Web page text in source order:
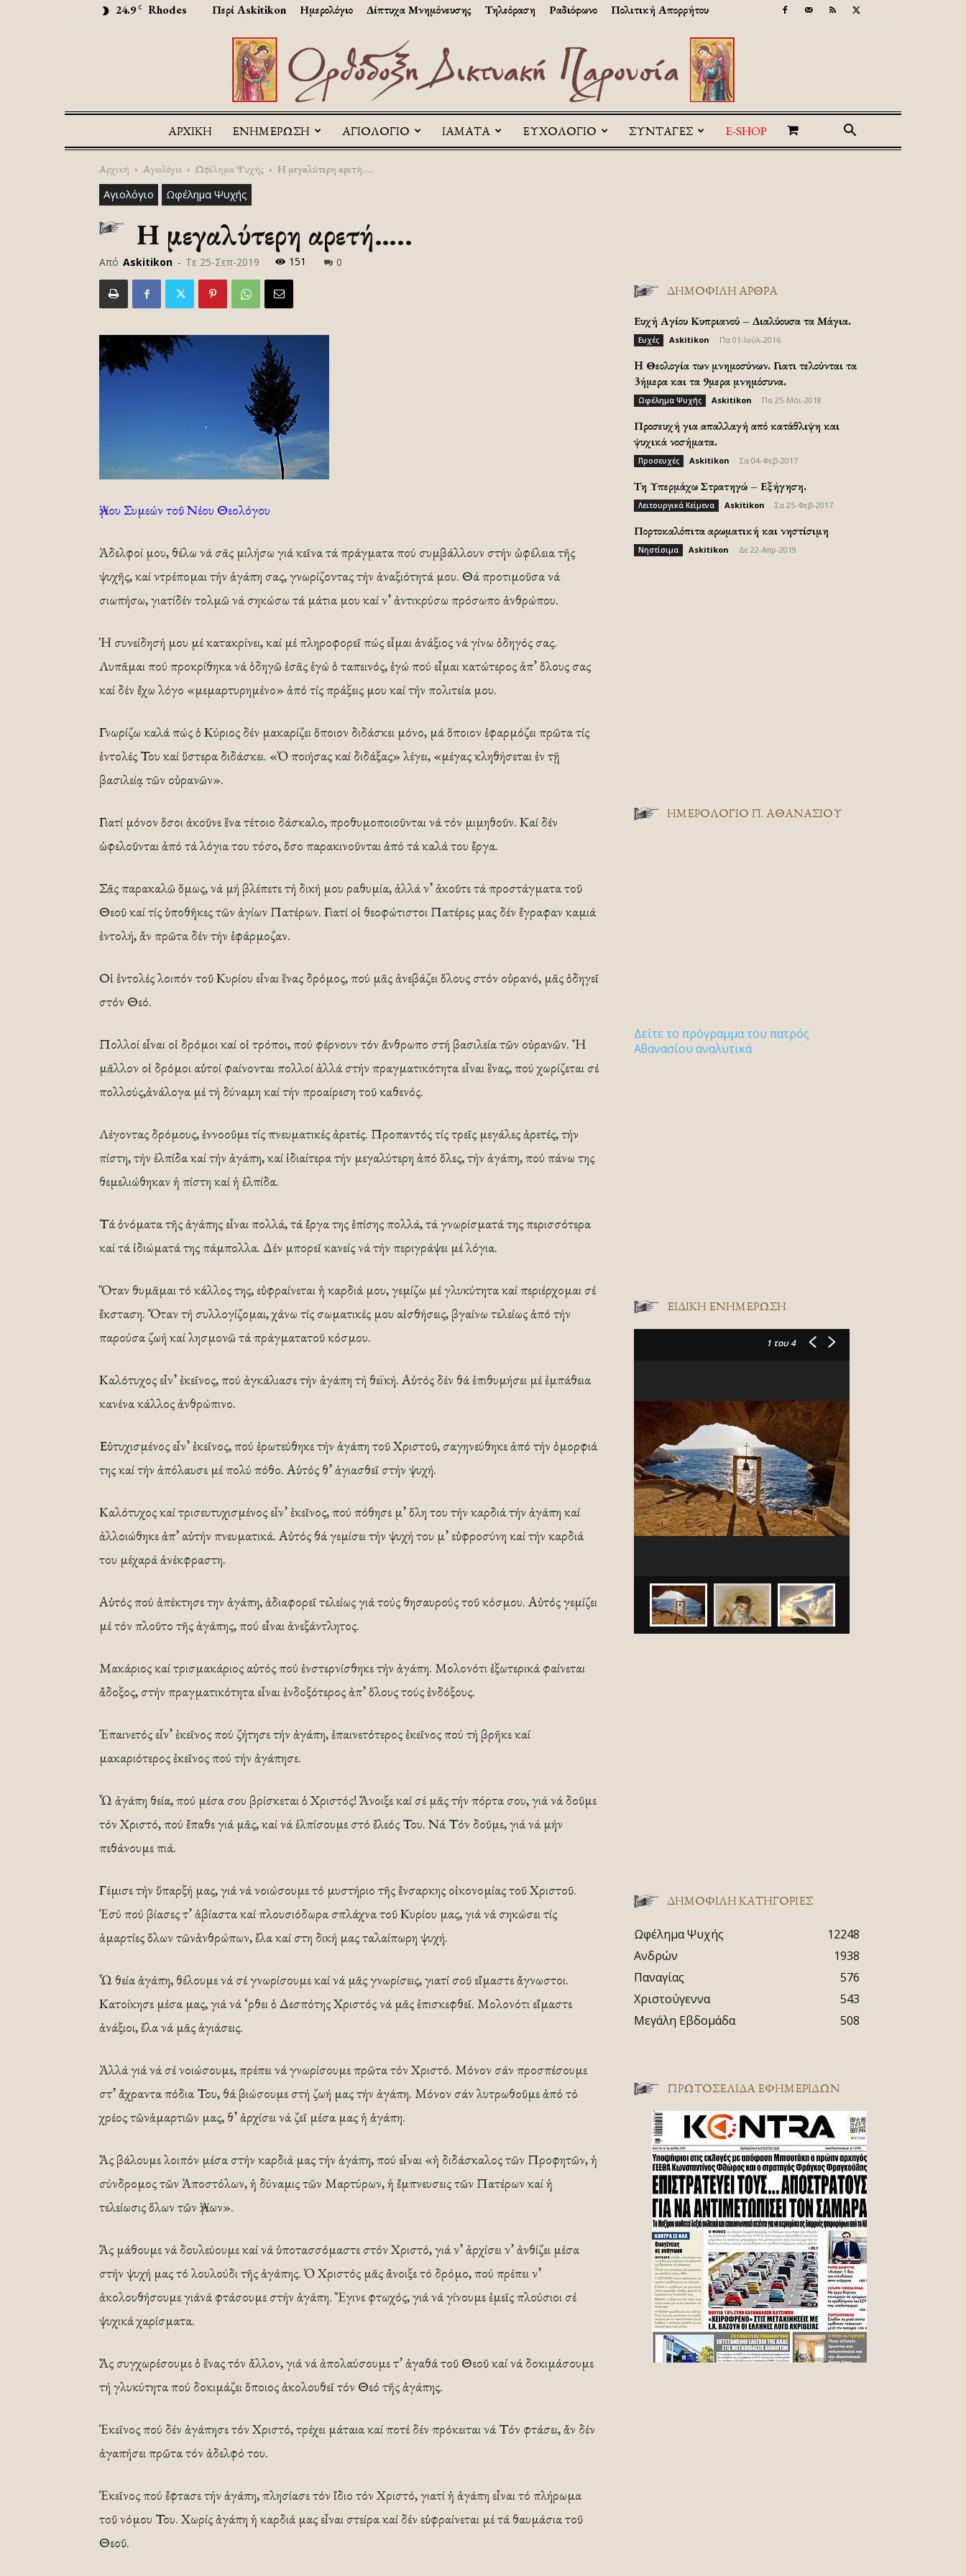
24.9 C Rhodes Περί Askitikon Ημερολόγιο Δίπτυχα Μνημόνευσης Τηλεόραση Ραδιόφωνο Πολιτική Απορρήτου
Askitikon
ΑΡΧΙΚΉ ΕΝΗΜΕΡΩΣΗ ΑΓΙΟΛΟΓΙΟ ΙΑΜΑΤΑ ΕΥΧΟΛΟΓΙΟ ΣΥΝΤΑΓΕΣ E-SHOP
Αρχική Αγιολόγιο Ωφέλημα Ψυχής Η μεγαλύτερη αρετή…..
Αγιολόγιο Ωφέλημα Ψυχής
Η μεγαλύτερη αρετή…..
Από Askitikon - Τε 25-Σεπ-2019 151 0
Ἁγίου Συμεών τοῦ Νέου Θεολόγου
Ἀδελφοί μου, θέλω νά σᾶς μιλήσω γιά κεῖνα τά πράγματα πού συμβάλλουν στήν ὠφέλεια τῆς
ψυχῆς, καί ντρέπομαι τήν ἀγάπη σας, γνωρίζοντας τήν ἀναξιότητά μου. Θά προτιμοῦσα νά
σιωπήσω, γιατίδέν τολμῶ νά σηκώσω τά μάτια μου καί ν’ ἀντικρύσω πρόσωπο ἀνθρώπου.
Ἡ συνείδησή μου μέ κατακρίνει, καί μέ πληροφορεῖ πώς εἶμαι ἀνάξιος νά γίνω ὀδηγός σας.
Λυπᾶμαι πού προκρίθηκα νά ὁδηγῶ ἐσᾶς ἐγώ ὁ ταπεινός, ἐγώ πού εἶμαι κατώτερος ἀπ’ ὅλους σας
καί δέν ἔχω λόγο «μεμαρτυρημένο» ἀπό τίς πράξεις μου καί τήν πολιτεία μου.
Γνωρίζω καλά πώς ὁ Κύριος δέν μακαρίζει ὅποιον διδάσκει μόνο, μά ὅποιον ἐφαρμόζει πρῶτα τίς
ἐντολές Του καί ὕστερα διδάσκει. «Ὁ ποιήσας καί διδάξας» λέγει, «μέγας κληθήσεται ἐν τῇ
βασιλείᾳ τῶν οὐρανῶν».
Γιατί μόνον ὅσοι ἀκοῦνε ἕνα τέτοιο δάσκαλο, προθυμοποιοῦνται νά τόν μιμηθοῦν. Καί δέν
ὠφελοῦνται ἀπό τά λόγια του τόσο, ὅσο παρακινοῦνται ἀπό τά καλά του ἔργα.
Σᾶς παρακαλῶ ὅμως, νά μή βλέπετε τή δική μου ραθυμία, ἀλλά ν’ ἀκοῦτε τά προστάγματα τοῦ
Θεοῦ καί τίς ὑποθῆκες τῶν ἁγίων Πατέρων. Γιατί οἱ θεοφώτιστοι Πατέρες μας δέν ἔγραφαν καμιά
ἐντολή, ἄν πρῶτα δέν τήν ἐφάρμοζαν.
Οἱ ἐντολές λοιπόν τοῦ Κυρίου εἶναι ἕνας δρόμος, πού μᾶς ἀνεβάζει ὅλους στόν οὐρανό, μᾶς ὁδηγεῖ
στόν Θεό.
Πολλοί εἶναι οἱ δρόμοι καί οἱ τρόποι, πού φέρνουν τόν ἄνθρωπο στή βασιλεία τῶν οὐρανῶν. Ἤ
μᾶλλον οἱ δρόμοι αὐτοί φαίνονται πολλοί ἀλλά στήν πραγματικότητα εἶναι ἕνας, πού χωρίζεται σέ
πολλούς,ἀνάλογα μέ τή δύναμη καί τήν προαίρεση τοῦ καθενός.
Λέγοντας δρόμους, ἐννοοῦμε τίς πνευματικές ἀρετές. Προπαντός τίς τρεῖς μεγάλες ἀρετές, τήν
πίστη, τήν ἐλπίδα καί τήν ἀγάπη, καί ἰδιαίτερα τήν μεγαλύτερη ἀπό ὅλες, τήν ἀγάπη, πού πάνω της
θεμελιώθηκαν ἡ πίστη καί ἡ ἐλπίδα.
Τά ὀνόματα τῆς ἀγάπης εἶναι πολλά, τά ἔργα της ἐπίσης πολλά, τά γνωρίσματά της περισσότερα
καί τά ἰδιώματά της πάμπολλα. Δέν μπορεῖ κανείς νά τήν περιγράψει μέ λόγια.
Ὅταν θυμᾶμαι τό κάλλος της, εὐφραίνεται ἡ καρδιά μου, γεμίζω μέ γλυκύτητα καί περιέρχομαι σέ
ἔκσταση. Ὄταν τή συλλογίζομαι, χάνω τίς σωματικές μου αἰσθήσεις, βγαίνω τελείως ἀπό τήν
παρούσα ζωή καί λησμονῶ τά πράγματατοῦ κόσμου.
Καλότυχος εἶν’ ἐκεῖνος, πού ἀγκάλιασε τήν ἀγάπη τή θεϊκή. Αὐτός δέν θά ἐπιθυμήσει μέ ἐμπάθεια
κανένα κάλλος ἀνθρώπινο.
Εὐτυχισμένος εἶν’ ἐκεῖνος, πού ἐρωτεύθηκε τήν ἀγάπη τοῦ Χριστοῦ, σαγηνεύθηκε ἀπό τήν ὀμορφιά
της καί τήν ἀπόλαυσε μέ πολύ πόθο. Αὐτός θ’ ἁγιασθεῖ στήν ψυχή.
Καλότυχος καί τρισευτυχισμένος εἶν’ ἐκεῖνος, πού πόθησε μ’ ὅλη του τήν καρδιά τήν ἀγάπη καί
ἀλλοιώθηκε ἀπ’ αὐτήν πνευματικά. Αὐτός θά γεμίσει τήν ψυχή του μ’ εὐφροσύνη καί τήν καρδιά
του μέχαρά ἀνέκφραστη.
Αὐτός πού ἀπέκτησε την ἀγάπη, ἀδιαφορεῖ τελείως γιά τούς θησαυρούς τοῦ κόσμου. Αὐτός γεμίζει
μέ τόν πλοῦτο τῆς ἀγάπης, πού εἶναι ἀνεξάντλητος.
Μακάριος καί τρισμακάριος αὐτός πού ἐνστερνίσθηκε τήν ἀγάπη. Μολονότι ἐξωτερικά φαίνεται
ἄδοξος, στήν πραγματικότητα εἶναι ἐνδοξότερος ἀπ’ ὅλους τούς ἐνδόξους.
Ἐπαινετός εἶν’ ἐκεῖνος πού ζήτησε τήν ἀγάπη, ἐπαινετότερος ἐκεῖνος πού τή βρῆκε καί
μακαριότερος ἐκεῖνος πού τήν ἀγάπησε.
Ὦ ἀγάπη θεία, πού μέσα σου βρίσκεται ὁ Χριστός! Ἄνοιξε καί σέ μᾶς τήν πόρτα σου, γιά νά δοῦμε
τόν Χριστό, πού ἔπαθε γιά μᾶς, καί νά ἐλπίσουμε στό ἔλεός Του. Νά Τόν δοῦμε, γιά νά μήν
πεθάνουμε πιά.
Γέμισε τήν ὕπαρξή μας, γιά νά νοιώσουμε τό μυστήριο τῆς ἔνσαρκης οἰκονομίας τοῦ Χριστοῦ.
Ἐσύ πού βίασες τ’ ἀβίαστα καί πλουσιόδωρα σπλάχνα τοῦ Κυρίου μας, γιά νά σηκώσει τίς
ἁμαρτίες ὅλων τῶνἀνθρώπων, ἔλα καί στη δική μας ταλαίπωρη ψυχή.
Ὦ θεία ἀγάπη, θέλουμε νά σέ γνωρίσουμε καί νά μᾶς γνωρίσεις, γιατί σοῦ εἴμαστε ἄγνωστοι.
Κατοίκησε μέσα μας, γιά νά ‘ρθει ὁ Δεσπότης Χριστός νά μᾶς ἐπισκεφθεῖ. Μολονότι εἴμαστε
ἀνάξιοι, ἔλα νά μᾶς ἁγιάσεις.
Ἀλλά γιά νά σέ νοιώσουμε, πρέπει νά γνωρίσουμε πρῶτα τόν Χριστό. Μόνον σάν προσπέσουμε
στ’ ἄχραντα πόδια Του, θά βιώσουμε στή ζωή μας τήν ἀγάπη. Μόνον σάν λυτρωθοῦμε ἀπό τό
χρέος τῶνἁμαρτιῶν μας, θ’ ἀρχίσει νά ζεῖ μέσα μας ἡ ἀγάπη.
Ἄς βάλουμε λοιπόν μέσα στήν καρδιά μας τήν ἀγάπη, πού εἶναι «ἡ διδάσκαλος τῶν Προφητῶν, ἡ
σύνδρομος τῶν Ἀποστόλων, ἡ δύναμις τῶν Μαρτύρων, ἡ ἔμπνευσεις τῶν Πατέρων καί ἡ
τελείωσις ὅλων τῶν Ἁγίων».
Ἄς μάθουμε νά δουλεύουμε καί νά ὑποτασσόμαστε στόν Χριστό, γιά ν’ ἀρχίσει ν’ ἀνθίζει μέσα
στήν ψυχή μας τό λουλούδι τῆς ἀγάπης. Ὁ Χριστός μᾶς ἄνοιξε τό δρόμο, πού πρέπει ν’
ἀκολουθήσουμε γιάνά φτάσουμε στήν ἀγάπη. Ἔγινε φτωχός, γιά νά γίνουμε ἐμεῖς πλούσιοι σέ
ψυχικά χαρίσματα.
Ἄς συγχωρέσουμε ὁ ἕνας τόν ἄλλον, γιά νά ἀπολαύσουμε τ’ ἀγαθά τοῦ Θεοῦ καί νά δοκιμάσουμε
τή γλυκύτητα πού δοκιμάζει ὅποιος ἀκολουθεῖ τόν Θεό τῆς ἀγάπης.
Ἐκεῖνος πού δέν ἀγάπησε τόν Χριστό, τρέχει μάταια καί ποτέ δέν πρόκειται νά Τόν φτάσει, ἄν δέν
ἀγαπήσει πρῶτα τόν ἀδελφό του.
Ἐκεῖνος πού ἔφτασε τήν ἀγάπη, πλησίασε τόν ἴδιο τόν Χριστό, γιατί ἡ ἀγάπη εἶναι τό πλήρωμα
τοῦ νόμου Του. Χωρίς ἀγάπη ἡ καρδιά μας εἶναι στείρα καί δέν εὐφραίνεται μέ τά θαυμάσια τοῦ
Θεοῦ.
ΔΗΜΟΦΙΛΗ ΑΡΘΡΑ
Ευχή Αγίου Κυπριανού – Διαλύουσα τα Μάγια.
Ευχές Askitikon Πα 01-Ιούλ-2016
H Θεολογία των μνημοσύνων. Γιατι τελούνται τα
3ήμερα και τα 9μερα μνημόσυνα.
Ωφέλημα Ψυχής Askitikon Πα 25-Μάι-2018
Προσευχή για απαλλαγή από κατάθλιψη και
ψυχικά νοσήματα.
Προσευχές Askitikon Σα 04-Φεβ-2017
Τη Υπερμάχω Στρατηγώ – Εξήγηση.
Λειτουργικά Κείμενα Askitikon Σα 25-Φεβ-2017
Πορτοκαλόπιτα αρωματική και νηστίσιμη
Νηστίσιμα Askitikon Δε 22-Απρ-2019
ΗΜΕΡΟΛΟΓΙΟ Π. ΑΘΑΝΑΣΙΟΥ
Δείτε το πρόγραμμα του πατρός
Αθανασίου αναλυτικά
ΕΙΔΙΚΉ ΕΝΗΜΈΡΩΣΗ
1 του 4
ΔΗΜΟΦΙΛΗ ΚΑΤΗΓΟΡΙΕΣ
Ωφέλημα Ψυχής
12248
Ανδρών
1938
Παναγίας
576
Χριστούγεννα
543
Μεγάλη Εβδομάδα
508
ΠΡΩΤΟΣΈΛΙΔΑ ΕΦΗΜΕΡΊΔΩΝ